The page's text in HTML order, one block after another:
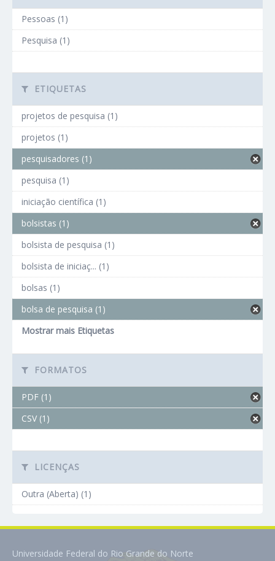
Pessoas (1)
Pesquisa (1)
ETIQUETAS
projetos de pesquisa (1)
projetos (1)
pesquisadores (1)
pesquisa (1)
iniciação científica (1)
bolsistas (1)
bolsista de pesquisa (1)
bolsista de iniciaç... (1)
bolsas (1)
bolsa de pesquisa (1)
Mostrar mais Etiquetas
FORMATOS
PDF (1)
CSV (1)
LICENÇAS
Outra (Aberta) (1)
Universidade Federal do Rio Grande do Norte